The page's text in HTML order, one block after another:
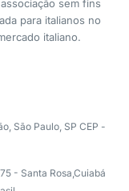
sem fins
para italianos no
italiano.
São Paulo, SP CEP -
- Santa Rosa,Cuiabá